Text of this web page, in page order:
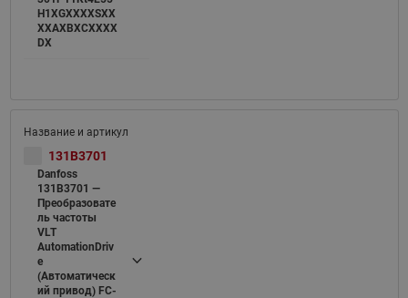
H1XGXXXXSXX
XXAXBXCXXXX
DX
131B3701
Danfoss
131B3701 —
Преобразовате
ль частоты
VLT
AutomationDriv
e
(Автоматическ
ий привод) FC-